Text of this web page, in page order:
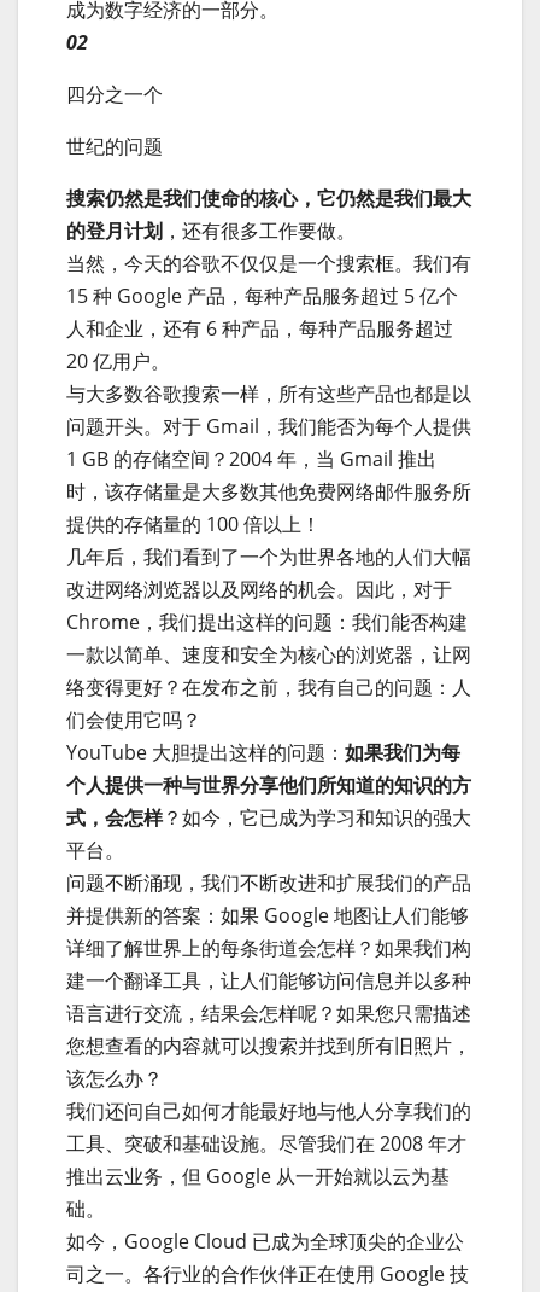
成为数字经济的一部分。
02
四分之一个
世纪的问题
搜索仍然是我们使命的核心，它仍然是我们最大
的登月计划 ，还有很多工作要做。
当然，今天的谷歌不仅仅是一个搜索框。我们有
15 种 Google 产品，每种产品服务超过 5 亿个
人和企业，还有 6 种产品，每种产品服务超过
20 亿用户。
与大多数谷歌搜索一样，所有这些产品也都是以
问题开头。对于 Gmail，我们能否为每个人提供
1 GB 的存储空间？2004 年，当 Gmail 推出
时，该存储量是大多数其他免费网络邮件服务所
提供的存储量的 100 倍以上！
几年后，我们看到了一个为世界各地的人们大幅
改进网络浏览器以及网络的机会。因此，对于
Chrome，我们提出这样的问题：我们能否构建
一款以简单、速度和安全为核心的浏览器，让网
络变得更好？在发布之前，我有自己的问题：人
们会使用它吗？
YouTube 大胆提出这样的问题： 如果我们为每
个人提供一种与世界分享他们所知道的知识的方
式，会怎样？如今，它已成为学习和知识的强大
平台。
问题不断涌现，我们不断改进和扩展我们的产品
并提供新的答案：如果 Google 地图让人们能够
详细了解世界上的每条街道会怎样？如果我们构
建一个翻译工具，让人们能够访问信息并以多种
语言进行交流，结果会怎样呢？如果您只需描述
您想查看的内容就可以搜索并找到所有旧照片，
该怎么办？
我们还问自己如何才能最好地与他人分享我们的
工具、突破和基础设施。尽管我们在 2008 年才
推出云业务，但 Google 从一开始就以云为基
础。
如今，Google Cloud 已成为全球顶尖的企业公
司之一。各行业的合作伙伴正在使用 Google 技